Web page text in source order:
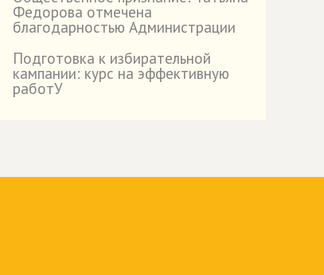
Федорова отмечена
благодарностью Администрации
Подготовка к избирательной
кампании: курс на эффективную
работУ